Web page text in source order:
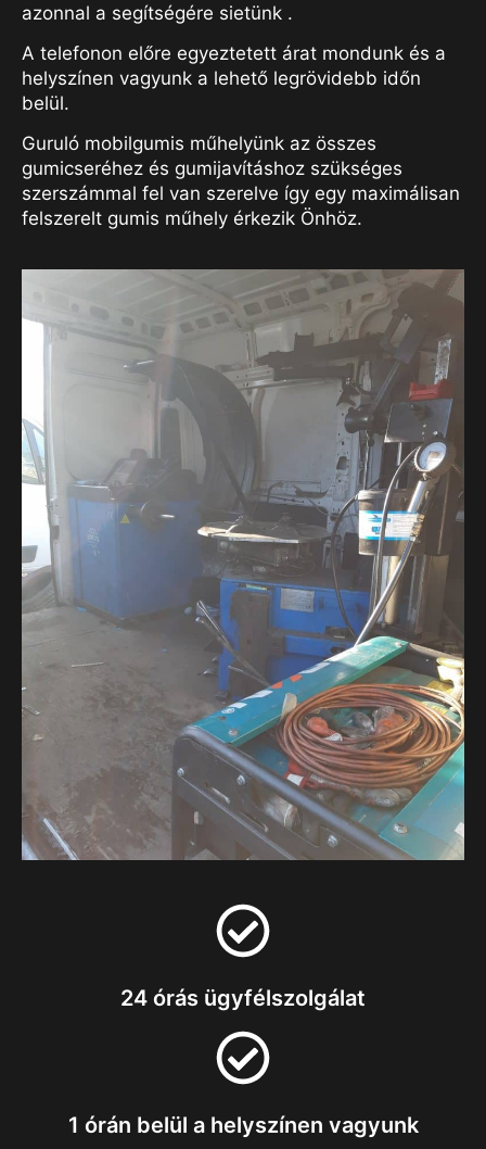
azonnal a segítségére sietünk .
A telefonon előre egyeztetett árat mondunk és a
helyszínen vagyunk a lehető legrövidebb időn
belül.
Guruló mobilgumis műhelyünk az összes
gumicseréhez és gumijavításhoz szükséges
szerszámmal fel van szerelve így egy maximálisan
felszerelt gumis műhely érkezik Önhöz.
24 órás ügyfélszolgálat
1 órán belül a helyszínen vagyunk